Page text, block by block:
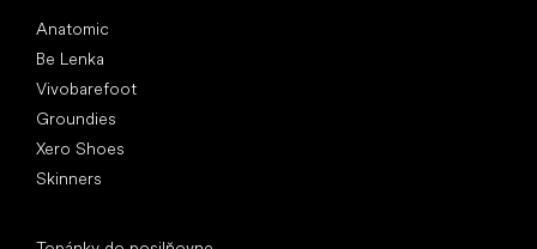
Anatomic
Be Lenka
Vivobarefoot
Groundies
Xero Shoes
Skinners